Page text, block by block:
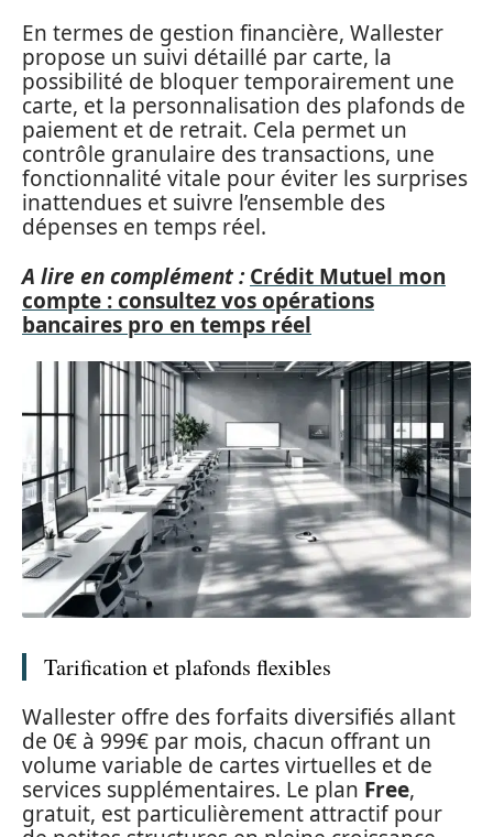
En termes de gestion financière, Wallester
propose un suivi détaillé par carte, la
possibilité de bloquer temporairement une
carte, et la personnalisation des plafonds de
paiement et de retrait. Cela permet un
contrôle granulaire des transactions, une
fonctionnalité vitale pour éviter les surprises
inattendues et suivre l’ensemble des
dépenses en temps réel.
A lire en complément : Crédit Mutuel mon
compte : consultez vos opérations
bancaires pro en temps réel
Tarification et plafonds flexibles
Wallester offre des forfaits diversifiés allant
de 0€ à 999€ par mois, chacun offrant un
volume variable de cartes virtuelles et de
services supplémentaires. Le plan Free,
gratuit, est particulièrement attractif pour